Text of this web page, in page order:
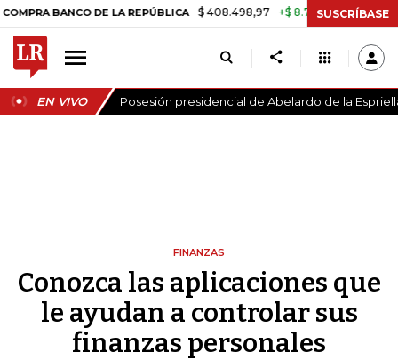
DE LA REPÚBLICA $ 408.498,97 +$ 8.753,81 +2,19% TASA
SUSCRÍBASE
EN VIVO Posesión presidencial de Abelardo de la
FINANZAS
Conozca las aplicaciones que
le ayudan a controlar sus
finanzas personales